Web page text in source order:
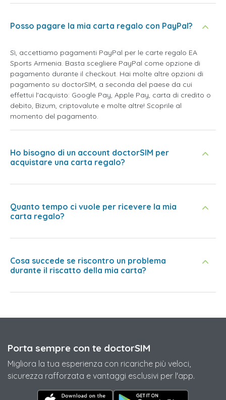
Posso pagare la mia carta regalo con PayPal?
Sì, accettiamo pagamenti PayPal per le carte regalo EA
Sports Armenia. Basta scegliere PayPal come opzione di
pagamento durante il checkout. Hai molte altre opzioni di
pagamento su doctorSIM, a seconda del paese da cui
effettui l'acquisto: Google Pay, Apple Pay, carta di credito o
debito, Bizum, criptovalute e molte altre! Scoprile al
momento del pagamento.
Ho bisogno di un account doctorSIM per
acquistare una carta regalo?
Quanto tempo ci vuole per ricevere la mia
carta regalo?
Cosa succede se riscontro un problema
durante il riscatto della mia carta?
Porta sempre con te doctorSIM
Migliora la tua esperienza con ricariche più veloci,
sicurezza rafforzata e vantaggi esclusivi per l'app.